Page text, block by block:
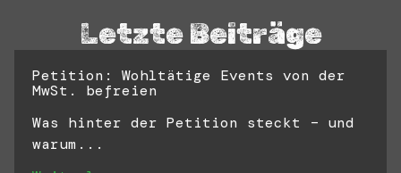
Letzte Beiträge
Petition: Wohltätige Events von der
MwSt. befreien
Was hinter der Petition steckt – und
warum...